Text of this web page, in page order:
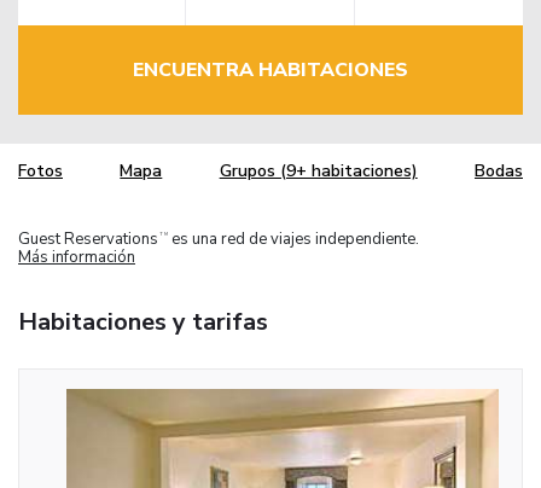
ENCUENTRA HABITACIONES
Fotos Mapa Grupos (9+ habitaciones) Bodas
Guest Reservations TM
es una red de viajes independiente.
Más información
Habitaciones y tarifas